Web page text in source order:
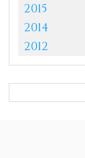
2015
2014
2012